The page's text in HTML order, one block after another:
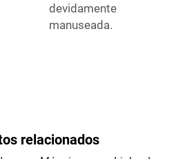
devidamente
manuseada.
relacionados